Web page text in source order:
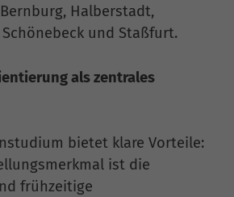
Halberstadt,
und Staßfurt.
als zentrales
bietet klare Vorteile:
ist die
frühzeitige